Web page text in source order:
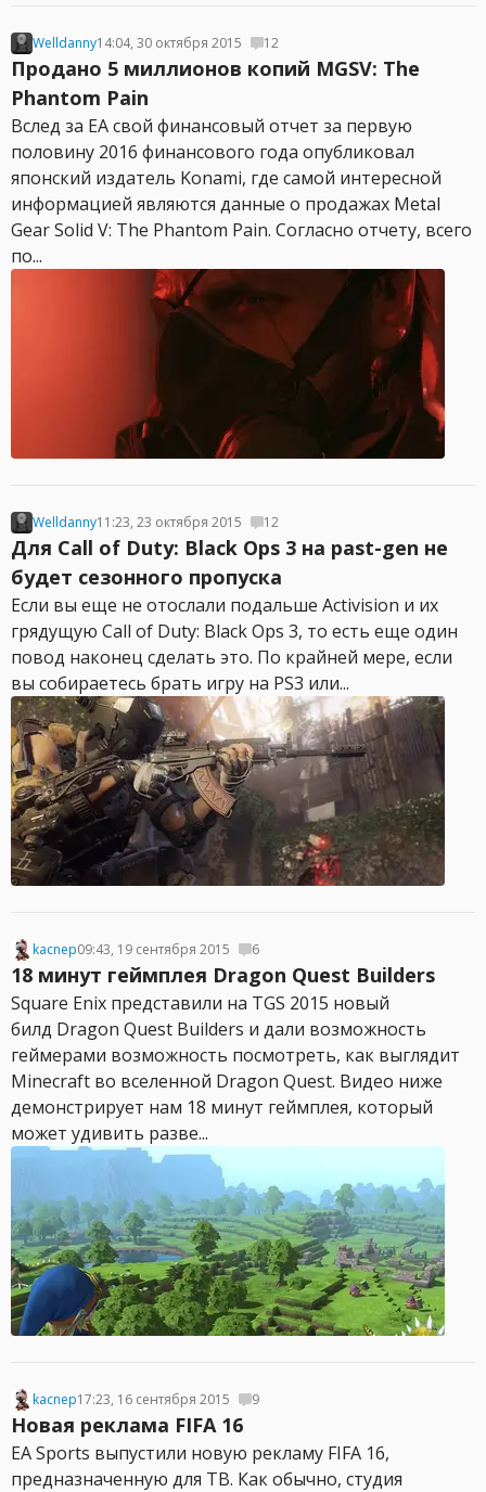
Welldanny14:04, 30 октября 2015 12
Продано 5 миллионов копий MGSV: The
Phantom Pain
Вслед за EA свой финансовый отчет за первую
половину 2016 финансового года опубликовал
японский издатель Konami, где самой интересной
информацией являются данные о продажах Metal
Gear Solid V: The Phantom Pain. Согласно отчету, всего
по...
Welldanny11:23, 23 октября 2015 12
Для Call of Duty: Black Ops 3 на past-gen не
будет сезонного пропуска
Если вы еще не отослали подальше Activision и их
грядущую Call of Duty: Black Ops 3, то есть еще один
повод наконец сделать это. По крайней мере, если
вы собираетесь брать игру на PS3 или...
kacnep09:43, 19 сентября 2015 6
18 минут геймплея Dragon Quest Builders
Square Enix представили на TGS 2015 новый
билд Dragon Quest Builders и дали возможность
геймерами возможность посмотреть, как выглядит
Minecraft во вселенной Dragon Quest. Видео ниже
демонстрирует нам 18 минут геймплея, который
может удивить разве...
kacnep17:23, 16 сентября 2015 9
Новая реклама FIFA 16
EA Sports выпустили новую рекламу FIFA 16,
предназначенную для ТВ. Как обычно, студия